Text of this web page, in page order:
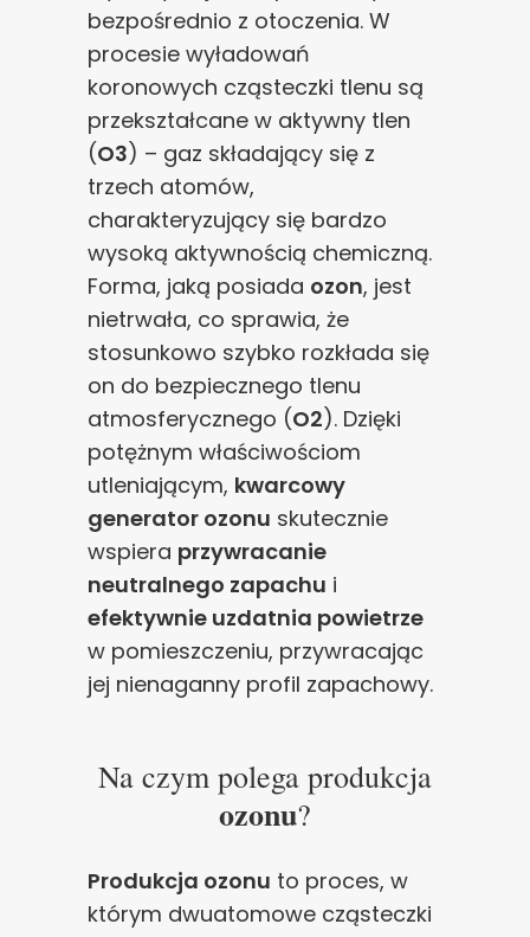
bezpośrednio z otoczenia. W
procesie wyładowań
koronowych cząsteczki tlenu są
przekształcane w aktywny tlen
(O3) – gaz składający się z
trzech atomów,
charakteryzujący się bardzo
wysoką aktywnością chemiczną.
Forma, jaką posiada ozon, jest
nietrwała, co sprawia, że
stosunkowo szybko rozkłada się
on do bezpiecznego tlenu
atmosferycznego (O2). Dzięki
potężnym właściwościom
utleniającym, kwarcowy
generator ozonu skutecznie
wspiera przywracanie
neutralnego zapachu i
efektywnie uzdatnia powietrze
w pomieszczeniu, przywracając
jej nienaganny profil zapachowy.
Na czym polega produkcja
ozonu?
Produkcja ozonu to proces, w
którym dwuatomowe cząsteczki